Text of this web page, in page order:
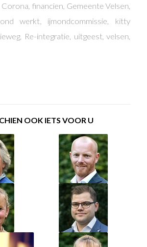
Corona, financien, Gemeente Velsen,
werkt, ijmondcommissie, kitty
, Re-integratie, uitgeest,velsen,
OOK IETS VOOR U